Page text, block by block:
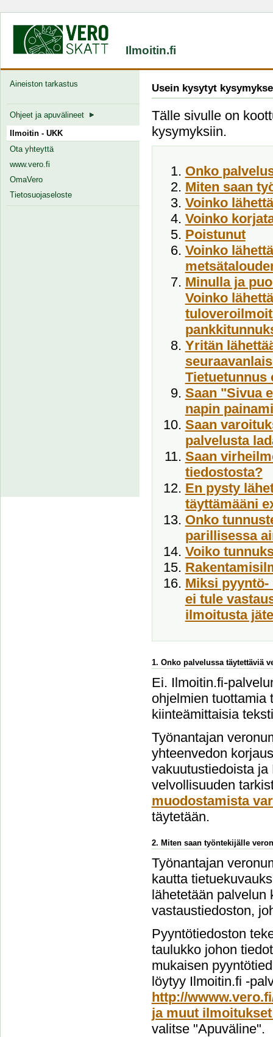
Ilmoitin.fi
Aineiston tarkastus
Ohjeet ja apuvälineet
Ilmoitin - UKK
Ota yhteyttä
www.vero.fi
OmaVero
Tietosuojaseloste
Usein kysytyt
Tälle sivulle on
kysymyksiin.
Onko
Miten saan
Voinko
Voinko
Poistunut
Voinko
Minulla ja
Voinko
Yritän
Saan "Sivua
napin
Saan
palvelusta
Saan
tiedostosta?
En pysty
täyttämääni
Onko
parillisessa
Voiko
Miksi
ei tule
ilmoitusta
1. Onko palvelussa täytettäviä
Ei. Ilmoitin.fi-
ohjelmien tuottamia
kiinteämittaisia
Työnantajan
yhteenvedon
vakuutustiedoista
velvollisuuden
muodostamista
täytetään.
2. Miten saan työntekijälle
Työnantajan
kautta
lähetetään palvelun
vastaustiedoston,
Pyyntötiedoston
taulukko johon
mukaisen
löytyy Ilmoitin.fi -
http://
ja muut
valitse "Apuväline".